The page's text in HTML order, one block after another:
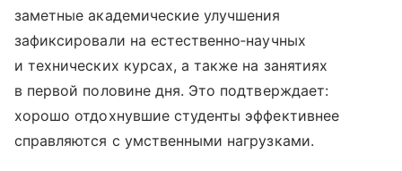
заметные академические улучшения
зафиксировали на естественно‑научных
и технических курсах, а также на занятиях
в первой половине дня. Это подтверждает:
хорошо отдохнувшие студенты эффективнее
справляются с умственными нагрузками.